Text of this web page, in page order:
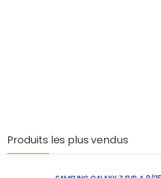
Produits les plus vendus